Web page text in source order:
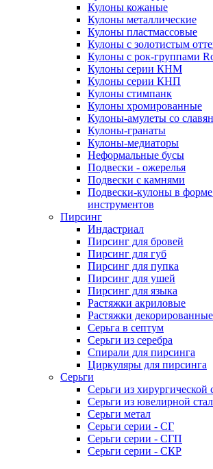
Кулоны кожаные
Кулоны металлические
Кулоны пластмассовые
Кулоны с золотистым
Кулоны с рок-группами
Кулоны серии КНМ
Кулоны серии КНП
Кулоны стимпанк
Кулоны хромированные
Кулоны-амулеты со
Кулоны-гранаты
Кулоны-медиаторы
Неформальные бусы
Подвески - ожерелья
Подвески с камнями
Подвески-кулоны в
инструментов
Пирсинг
Индастриал
Пирсинг для бровей
Пирсинг для губ
Пирсинг для пупка
Пирсинг для ушей
Пирсинг для языка
Растяжки акриловые
Растяжки декорированные
Серьга в септум
Серьги из серебра
Спирали для пирсинга
Циркуляры для пирсинга
Серьги
Серьги из хирургической
Серьги из ювелирной
Серьги метал
Серьги серии - СГ
Серьги серии - СГП
Серьги серии - СКР